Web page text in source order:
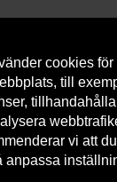
cookies
till
vi att
anpassa
Om Armatec